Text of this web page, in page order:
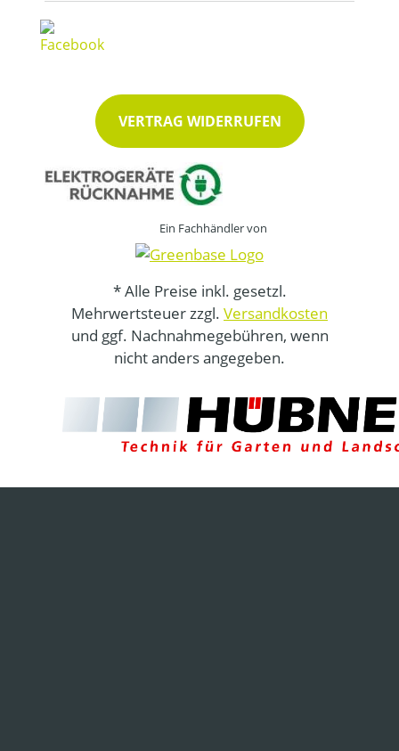
VERTRAG WIDERRUFEN
Ein Fachhändler von
* Alle Preise inkl. gesetzl.
Mehrwertsteuer zzgl. Versandkosten
und ggf. Nachnahmegebühren, wenn
nicht anders angegeben.